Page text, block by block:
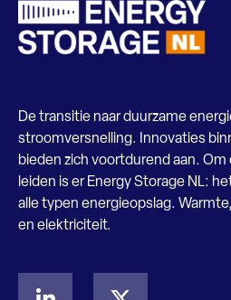
De transitie naar duurzame
stroomversnelling. Innovaties
bieden zich voortdurend aan.
leiden is er Energy Storage NL:
alle typen energieopslag.
en elektriciteit.